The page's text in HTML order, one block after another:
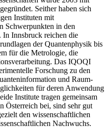
Seither haben sich
Instituten mit
Schwerpunkten in den
In Innsbruck reichen die
der Quantenphysik bis
für die Metrologie, die
Das IQOQI
Forschung zu den
und Raum-
für deren Anwendung
Institute tragen gemeinsam
Österreich bei, sind sehr gut
den wissenschaftlichen
Nachwuchs.